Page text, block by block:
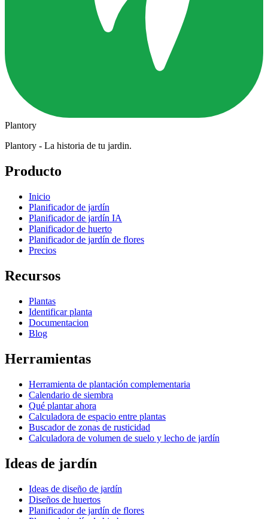
Plantory
Plantory - La historia de tu jardin.
Producto
Inicio
Planificador de jardín
Planificador de jardín IA
Planificador de huerto
Planificador de jardín de flores
Precios
Recursos
Plantas
Identificar planta
Documentacion
Blog
Herramientas
Herramienta de plantación complementaria
Calendario de siembra
Qué plantar ahora
Calculadora de espacio entre plantas
Buscador de zonas de rusticidad
Calculadora de volumen de suelo y lecho de jardín
Ideas de jardín
Ideas de diseño de jardín
Diseños de huertos
Planificador de jardín de flores